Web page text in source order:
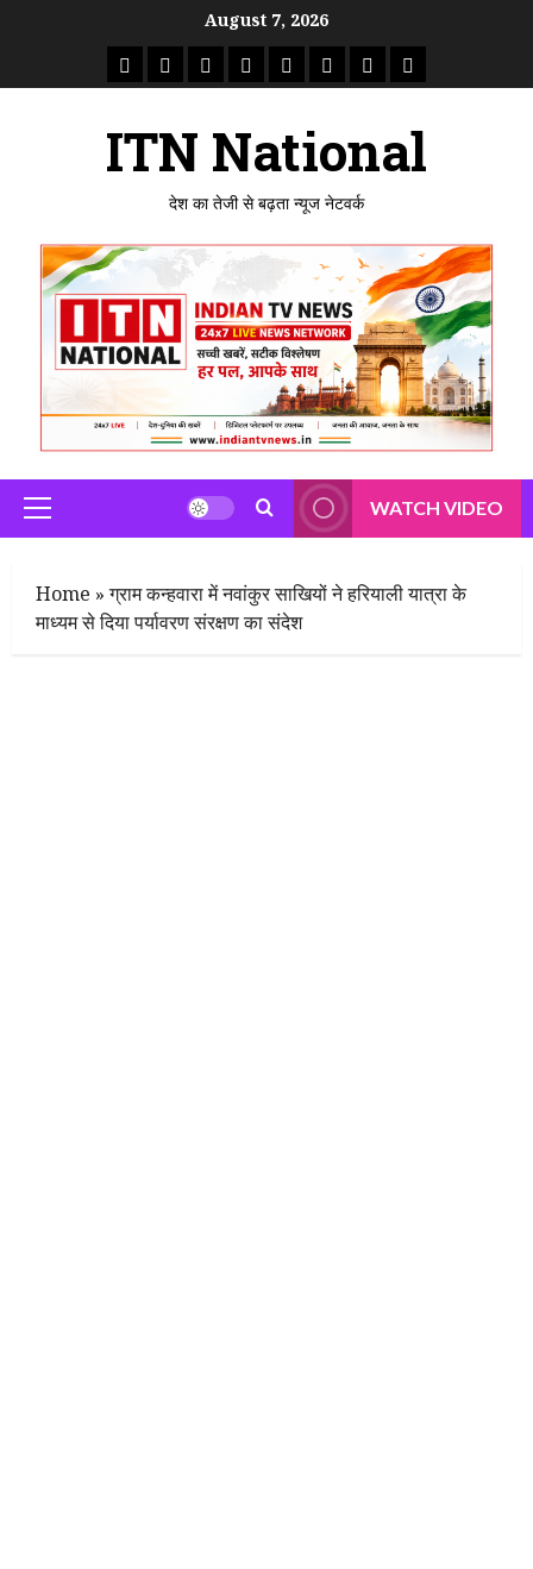
August 7, 2026
राष्ट्रीयताजा
उत्तर
मध्य
राजस्थान
पंजाब गुजरातमहाराष्ट्र
ITN National
देश का तेजी से बढ़ता न्यूज नेटवर्क
Primary
Menu
WATCH VIDEO
Home »ग्राम कन्हवारा में नवांकुर साखियों ने हरियाली यात्रा के
माध्‍यम से दिया पर्यावरण संरक्षण का संदेश